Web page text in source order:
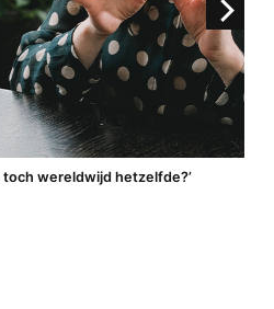
toch wereldwijd hetzelfde?’